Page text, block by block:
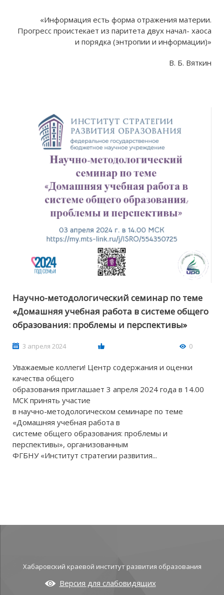
«Информация есть форма отражения материи.
Прогресс проистекает из паритета двух начал- хаоса
и порядка (энтропии и информации)»
В. Б. Вяткин
Научно-методологический семинар по теме
«Домашняя учебная работа в системе общего
образования: проблемы и перспективы»
3 апреля 2024 0
Уважаемые коллеги! Центр содержания и оценки
качества общего
образования приглашает 3 апреля 2024 года в 14.00
МСК принять участие
в научно-методологическом семинаре по теме
«Домашняя учебная работа в
системе общего образования: проблемы и
перспективы», организованным
ФГБНУ «Институт стратегии развития...
Хабаровский краевой институт развития образования
Версия для слабовидящих